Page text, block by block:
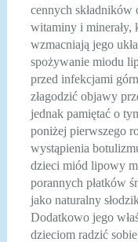
cennych
witaminy i minerały,
wzmacniają jego
spożywanie miodu
przed infekcjami
złagodzić objawy
jednak pamiętać o
poniżej pierwszego
wystąpienia
dzieci miód lipowy
porannych płatków
jako naturalny
Dodatkowo jego
dzieciom radzić